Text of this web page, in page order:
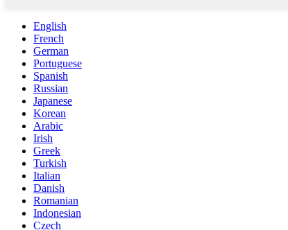
English
French
German
Portuguese
Spanish
Russian
Japanese
Korean
Arabic
Irish
Greek
Turkish
Italian
Danish
Romanian
Indonesian
Czech